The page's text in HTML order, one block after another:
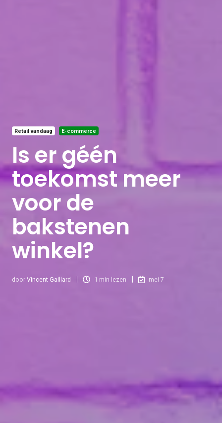
Retail vandaag E-commerce
Is er géén
toekomst meer
voor de
bakstenen
winkel?
door Vincent Gaillard 1 min lezen mei 7